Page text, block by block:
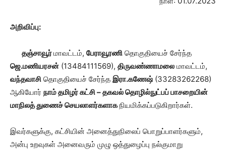
அறிவிப்பு:
தஞ்சாவூர்மாவட்டம், பேராவூரணி தொகுதியைச் சேர்ந்த
ஜெ.மணியரசன் (13484111569), திருவண்ணாமலை மாவட்டம்,
வந்தவாசி தொகுதியைச் சேர்ந்த இரா.கணேஷ் (33283262268)
ஆகியோர் நாம் தமிழர் கட்சி – தகவல் தொழில்நுட்பப் பாசறையின்
மாநிலத் துணைச் செயலாளர்களாகநியமிக்கப்படுகிறார்கள்.
இவர்களுக்கு, கட்சியின் அனைத்துநிலைப் பொறுப்பாளர்களும்,
அன்பு உறவுகள் அனைவரும் முழு ஒத்துழைப்பு நல்குமாறு